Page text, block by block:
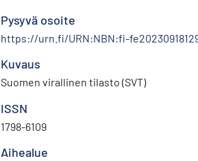
Pysyvä osoite
https://urn.fi/URN:NBN:fi-
Kuvaus
Suomen virallinen tilasto (SVT)
ISSN
1798-6109
Aihealue